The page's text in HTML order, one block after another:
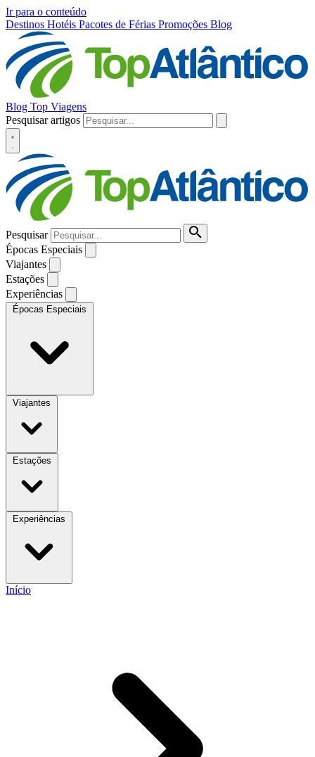
Ir para o conteúdo
Destinos Hotéis Pacotes de Férias Promoções Blog
Blog Top Viagens
Pesquisar artigos
Pesquisar
Épocas Especiais
Viajantes
Estações
Experiências
Épocas Especiais
Viajantes
Estações
Experiências
Início